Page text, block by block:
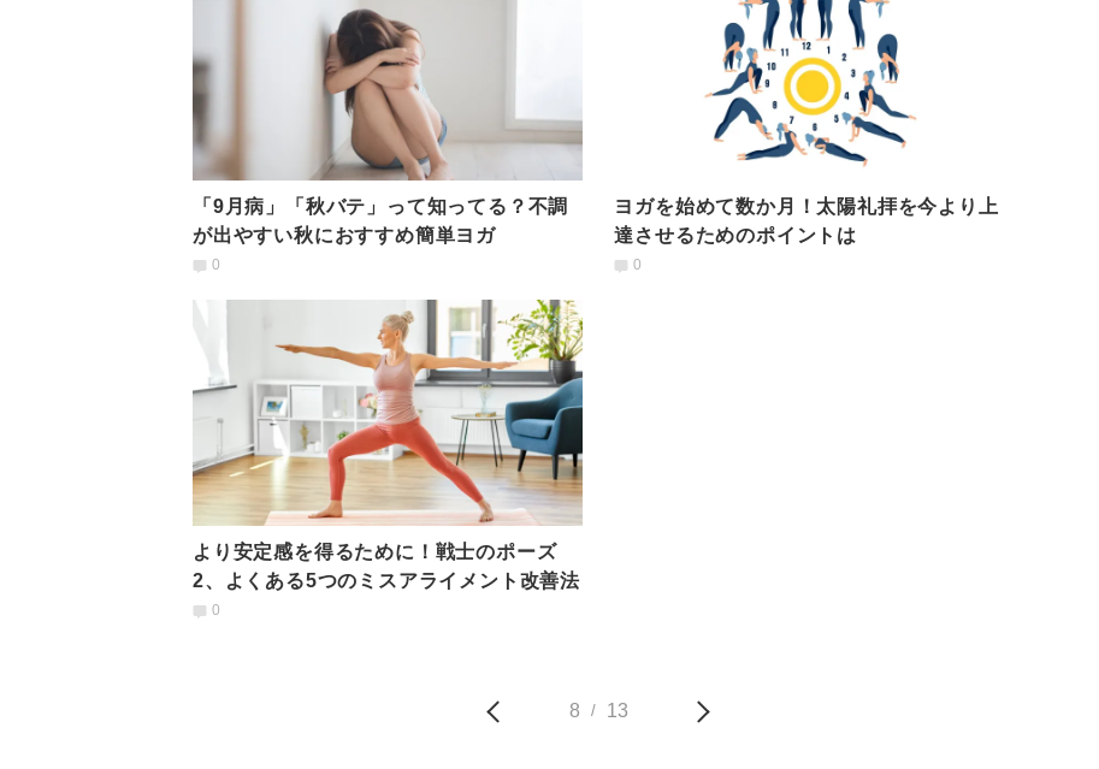
「9月病」「秋バテ」って知ってる？不調
が出やすい秋におすすめ簡単ヨガ
0
ヨガを始めて数か月！太陽礼拝を今より上
達させるためのポイントは
0
より安定感を得るために！戦士のポーズ
2、よくある5つのミスアライメント改善法
0
8 / 13